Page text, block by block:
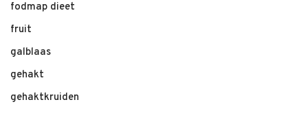
fodmap dieet
fruit
galblaas
gehakt
gehaktkruiden